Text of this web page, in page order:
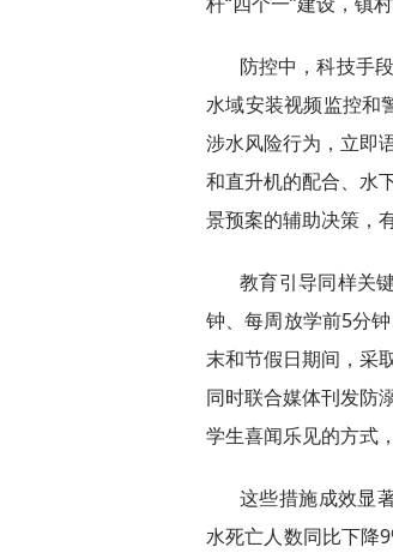
防控中，科技手
水域安装视频监控和
涉水风险行为，立即
和直升机的配合、水
景预案的辅助决策，
教育引导同样关
钟、每周放学前5分
末和节假日期间，采
同时联合媒体刊发防
学生喜闻乐见的方式
这些措施成效显
水死亡人数同比下降